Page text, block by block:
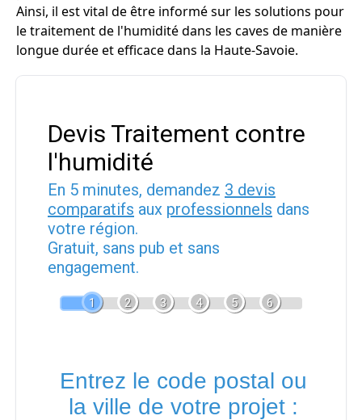
Ainsi, il est vital de être informé sur les solutions pour
le traitement de l'humidité dans les caves de manière
longue durée et efficace dans la Haute-Savoie.
Devis Traitement contre
l'humidité
En 5 minutes, demandez 3 devis
comparatifs aux professionnels dans
votre région.
Gratuit, sans pub et sans
engagement.
1 2 3 4 5 6
Entrez le code postal ou
la ville de votre projet :